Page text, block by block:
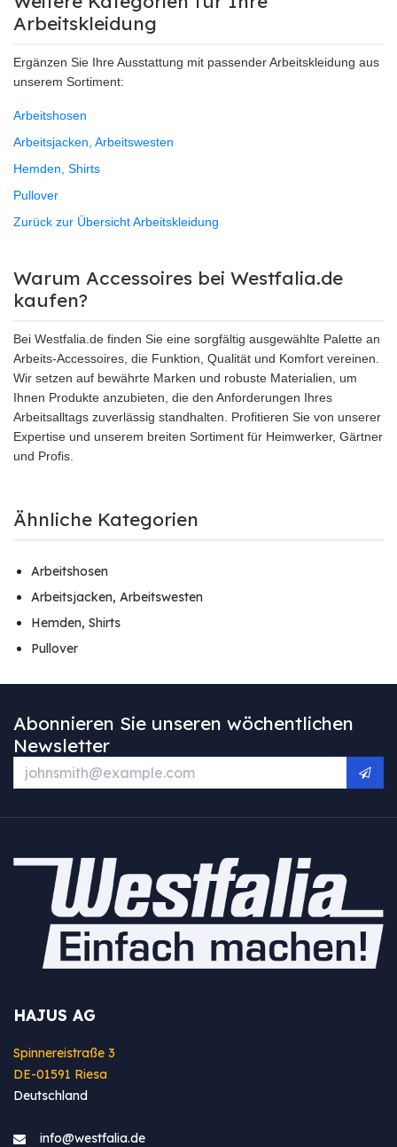
Arbeitskleidung
Ergänzen Sie Ihre Ausstattung mit passender Arbeitskleidung aus
unserem Sortiment:
Arbeitshosen
Arbeitsjacken, Arbeitswesten
Hemden, Shirts
Pullover
Zurück zur Übersicht Arbeitskleidung
Warum Accessoires bei Westfalia.de
kaufen?
Bei Westfalia.de finden Sie eine sorgfältig ausgewählte Palette an
Arbeits-Accessoires, die Funktion, Qualität und Komfort vereinen.
Wir setzen auf bewährte Marken und robuste Materialien, um
Ihnen Produkte anzubieten, die den Anforderungen Ihres
Arbeitsalltags zuverlässig standhalten. Profitieren Sie von unserer
Expertise und unserem breiten Sortiment für Heimwerker, Gärtner
und Profis.
Ähnliche Kategorien
Arbeitshosen
Arbeitsjacken, Arbeitswesten
Hemden, Shirts
Pullover
Abonnieren Sie unseren wöchentlichen
Newsletter
HAJUS AG
Spinnereistraße 3
DE-01591 Riesa
Deutschland
info@westfa​lia.de